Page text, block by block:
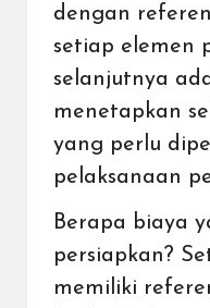
dengan
setiap elemen
selanjutnya
menetapkan
yang perlu
pelaksanaan
Berapa biaya
persiapkan?
memiliki